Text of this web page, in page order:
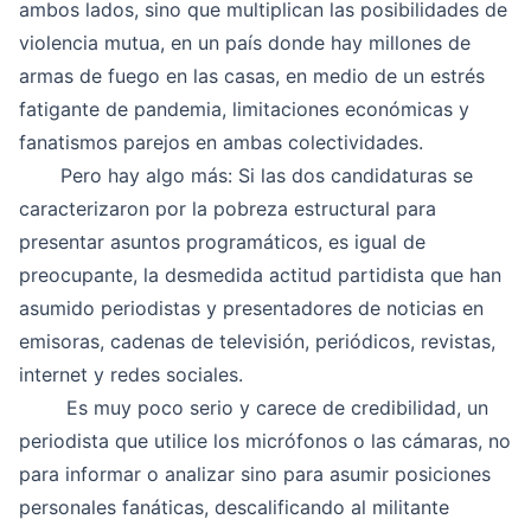
ambos lados, sino que multiplican las posibilidades de
violencia mutua, en un país donde hay millones de
armas de fuego en las casas, en medio de un estrés
fatigante de pandemia, limitaciones económicas y
fanatismos parejos en ambas colectividades.
Pero hay algo más: Si las dos candidaturas se
caracterizaron por la pobreza estructural para
presentar asuntos programáticos, es igual de
preocupante, la desmedida actitud partidista que han
asumido periodistas y presentadores de noticias en
emisoras, cadenas de televisión, periódicos, revistas,
internet y redes sociales.
Es muy poco serio y carece de credibilidad, un
periodista que utilice los micrófonos o las cámaras, no
para informar o analizar sino para asumir posiciones
personales fanáticas, descalificando al militante